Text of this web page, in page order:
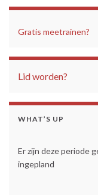
Gratis meetrainen?
Lid worden?
WHAT’S UP
Er zijn deze periode
ingepland